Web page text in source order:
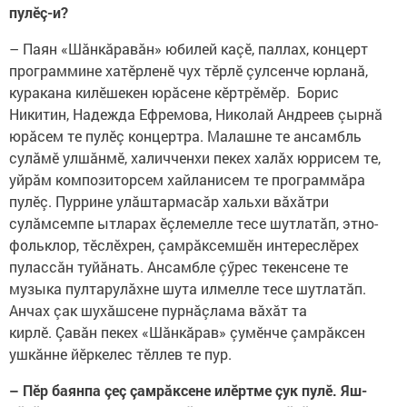
пулӗç-и?
– Паян «Шăнкăравăн» юбилей каçӗ, паллах, концерт
программине хатӗрленӗ чух тӗрлӗ çулсенче юрланă,
куракана килӗшекен юрăсене кӗртрӗмӗр. Борис
Никитин, Надежда Ефремова, Николай Андреев çырнă
юрăсем те пулӗç концертра. Малашне те ансамбль
сулăмӗ улшăнмӗ, халичченхи пекех халăх юррисем те,
уйрăм композиторсем хайланисем те программăра
пулӗç. Пуррине улăштармасăр хальхи вăхăтри
сулăмсемпе ытларах ӗçлемелле тесе шутлатăп, этно-
фольклор, тӗслӗхрен, çамрăксемшӗн интереслӗрех
пулассăн туйăнать. Ансамбле çӳрес текенсене те
музыка пултарулăхне шута илмелле тесе шутлатăп.
Анчах çак шухăшсене пурнăçлама вăхăт та
кирлӗ. Çавăн пекех «Шăнкăрав» çумӗнче çамрăксен
ушкăнне йӗркелес тӗллев те пур.
– Пӗр баянпа çеç çамрăксене илӗртме çук пулӗ. Яш-